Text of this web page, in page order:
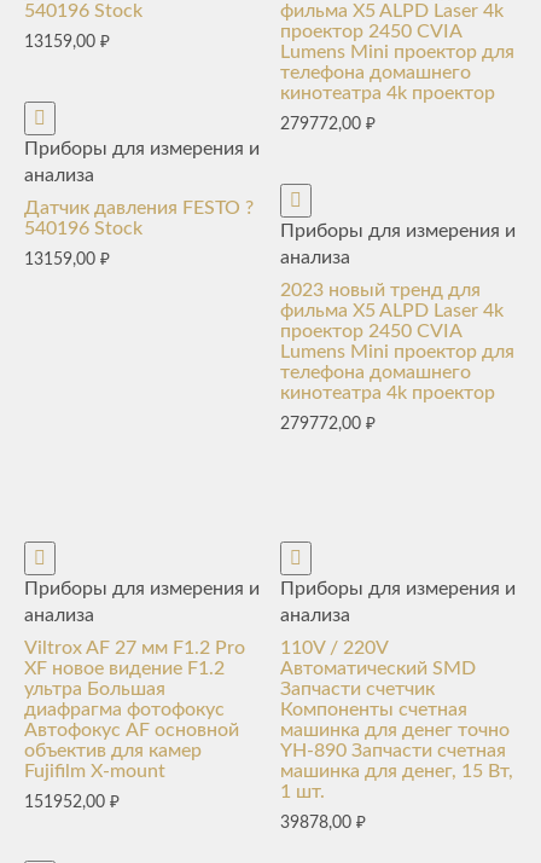
540196 Stock
13159,00 ₽
Приборы для измерения и
анализа
Датчик давления FESTO ?
540196 Stock
13159,00 ₽
фильма X5 ALPD Laser 4k
проектор 2450 CVIA
Lumens Mini проектор для
телефона домашнего
кинотеатра 4k проектор
279772,00₽
Приборы для измерения и
анализа
2023 новый тренд для
фильма X5 ALPD Laser 4k
проектор 2450 CVIA
Lumens Mini проектор для
телефона домашнего
кинотеатра 4k проектор
279772,00₽
Приборы для измерения и
анализа
Viltrox AF 27 мм F1.2 Pro
XF новое видение F1.2
ультра Большая
диафрагма фотофокус
Автофокус AF основной
объектив для камер
Fujifilm X-mount
151952,00 ₽
Приборы для измерения и
анализа
110V / 220V
Автоматический SMD
Запчасти счетчик
Компоненты счетная
машинка для денег точно
YH-890 Запчасти счетная
машинка для денег, 15 Вт,
1 шт.
39878,00₽